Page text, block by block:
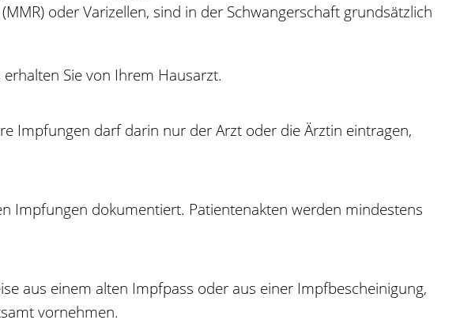
oder Varizellen, sind in der Schwangerschaft grundsätzlich
Sie von Ihrem Hausarzt.
Impfungen darf darin nur der Arzt oder die Ärztin eintragen,
Impfungen dokumentiert. Patientenakten werden mindestens
aus einem alten Impfpass oder aus einer Impfbescheinigung,
vornehmen.